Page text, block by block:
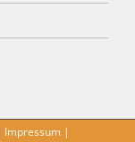
Impressum |